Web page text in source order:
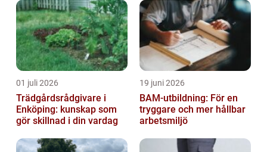
01 juli 2026
Trädgårdsrådgivare i
Enköping: kunskap som
gör skillnad i din vardag
19 juni 2026
BAM-utbildning: För en
tryggare och mer hållbar
arbetsmiljö